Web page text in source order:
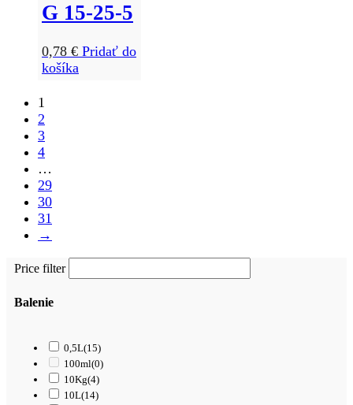
G 15-25-5
0,78 € Pridať do
košíka
1
2
3
4
…
29
30
31
→
Price filter
Balenie
0,5L(15)
100ml(0)
10Kg(4)
10L(14)